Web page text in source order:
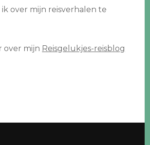
over mijn reisverhalen te
over mijn Reisgelukjes-reisblog